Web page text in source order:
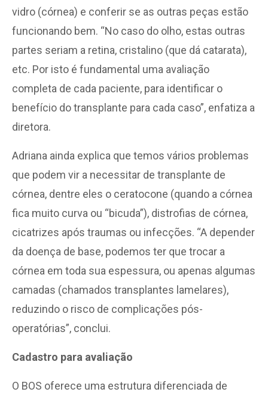
vidro (córnea) e conferir se as outras peças estão
funcionando bem. “No caso do olho, estas outras
partes seriam a retina, cristalino (que dá catarata),
etc. Por isto é fundamental uma avaliação
completa de cada paciente, para identificar o
benefício do transplante para cada caso”, enfatiza a
diretora.
Adriana ainda explica que temos vários problemas
que podem vir a necessitar de transplante de
córnea, dentre eles o ceratocone (quando a córnea
fica muito curva ou “bicuda”), distrofias de córnea,
cicatrizes após traumas ou infecções. “A depender
da doença de base, podemos ter que trocar a
córnea em toda sua espessura, ou apenas algumas
camadas (chamados transplantes lamelares),
reduzindo o risco de complicações pós-
operatórias”, conclui.
Cadastro para avaliação
O BOS oferece uma estrutura diferenciada de